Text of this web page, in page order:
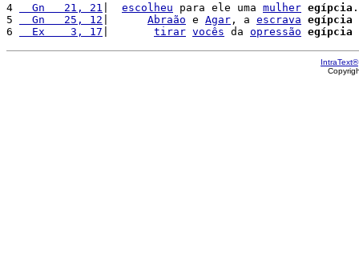
4
  Gn   21, 21
escolheu para ele uma mulher egípcia
5
  Gn   25, 12
Abraão e Agar , a escrava egípcia
6
  Ex    3, 17
tirar vocês da opressão egípcia
IntraText®